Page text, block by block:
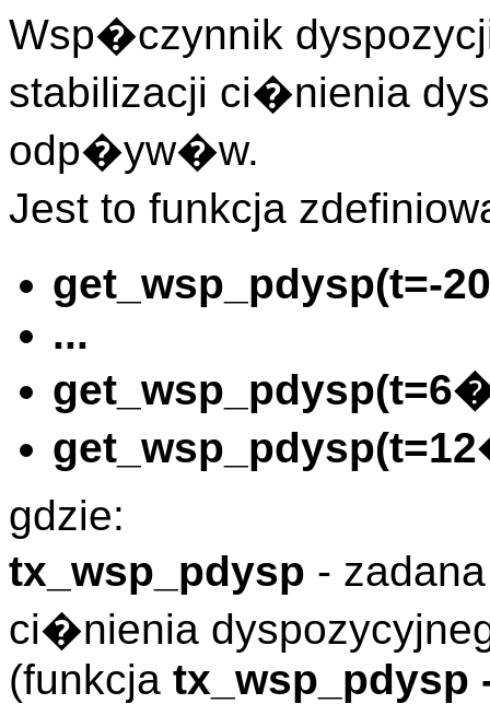
Wsp�czynnik
stabilizacji ci�nienia
odp�yw�w.
Jest to funkcja
get_wsp_pdysp(t=-
...
gdzie:
tx_wsp_pdysp -
ci�nienia
(funkcja tx_wsp_pdysp